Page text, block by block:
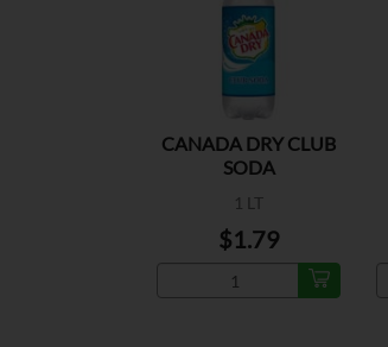
CANADA DRY CLUB
SODA
1 LT
$1.79